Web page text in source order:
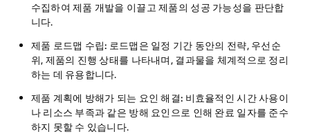
수집하여 제품 개발을 이끌고 제품의 성공 가능성을 판단합
니다.
제품 로드맵 수립: 로드맵은 일정 기간 동안의 전략, 우선순
위, 제품의 진행 상태를 나타내며, 결과물을 체계적으로 정리
하는 데 유용합니다.
제품 계획에 방해가 되는 요인 해결: 비효율적인 시간 사용이
나 리소스 부족과 같은 방해 요인으로 인해 완료 일자를 준수
하지 못할 수 있습니다.